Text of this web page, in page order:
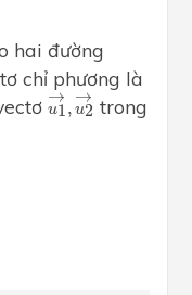
hai đường
chỉ phương là
→
u1,
→
u2
u1→,u2→
trong